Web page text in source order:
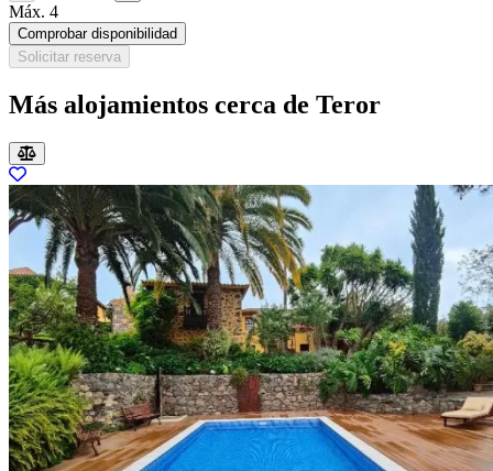
Máx. 4
Comprobar disponibilidad
Solicitar reserva
Más alojamientos cerca de Teror